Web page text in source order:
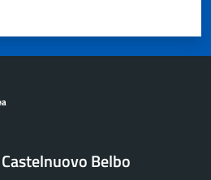
su 5
su 5
5
Belbo